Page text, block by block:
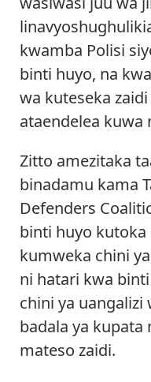
kwamba Polisi
binti huyo, na
wa kuteseka
ataendelea
Zitto amezitaka
binadamu kama
Defenders
binti huyo
kumweka chini
ni hatari kwa
chini ya
badala ya kupata
mateso zaidi.